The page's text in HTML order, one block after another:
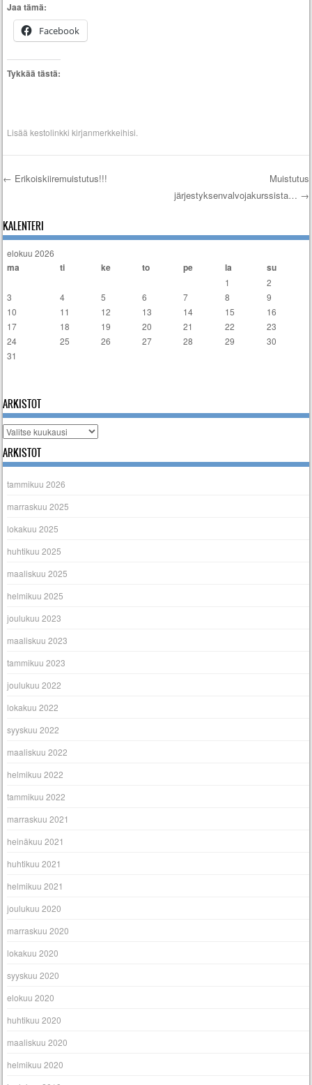
Jaa tämä:
Facebook
Tykkää tästä:
Lisääkestolinkki kirjanmerkkeihisi.
Artikkelien selaus
← Erikoiskiiremuistutus!!!
Muistutus
järjestyksenvalvojakurssista… →
KALENTERI
elokuu 2026
ma ti ke to pe la su
1
2
3
4 5 6 7 8
9
10
11 12 13 14 15
16
17
18 19 20 21 22
23
24
25 26 27 28 29
30
31
ARKISTOT
Arkistot
ARKISTOT
tammikuu 2026
marraskuu 2025
lokakuu 2025
huhtikuu 2025
maaliskuu 2025
helmikuu 2025
joulukuu 2023
maaliskuu 2023
tammikuu 2023
joulukuu 2022
lokakuu 2022
syyskuu 2022
maaliskuu 2022
helmikuu 2022
tammikuu 2022
marraskuu 2021
heinäkuu 2021
huhtikuu 2021
helmikuu 2021
joulukuu 2020
marraskuu 2020
lokakuu 2020
syyskuu 2020
elokuu 2020
huhtikuu 2020
maaliskuu 2020
helmikuu 2020